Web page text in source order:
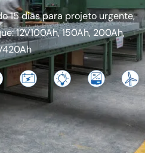
15 dias para projeto urgente,
12V100Ah, 150Ah, 200Ah,